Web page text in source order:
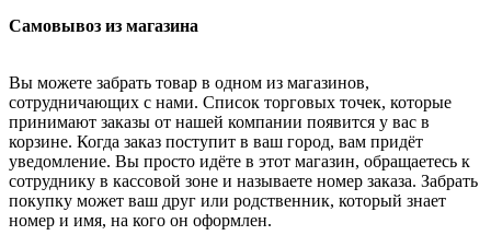
Самовывоз из магазина
Вы можете забрать товар в одном из магазинов,
сотрудничающих с нами. Список торговых точек, которые
принимают заказы от нашей компании появится у вас в
корзине. Когда заказ поступит в ваш город, вам придёт
уведомление. Вы просто идёте в этот магазин, обращаетесь к
сотруднику в кассовой зоне и называете номер заказа. Забрать
покупку может ваш друг или родственник, который знает
номер и имя, на кого он оформлен.